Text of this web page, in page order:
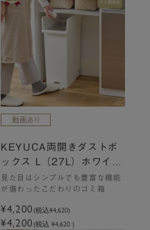
KEYUCA両開きダストボ
ックス L（27L）ホワイト
ゴミ箱
見た目はシンプルでも豊富な機能
が備わったこだわりのゴミ箱
¥4,200(税込¥4,620)
¥4,200(税込 ¥4,620 )